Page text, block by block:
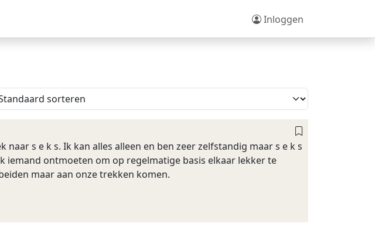
Inloggen
s e k s. Ik kan alles alleen en ben zeer zelfstandig maar s e k s
iemand ontmoeten om op regelmatige basis elkaar lekker te
maar aan onze trekken komen.